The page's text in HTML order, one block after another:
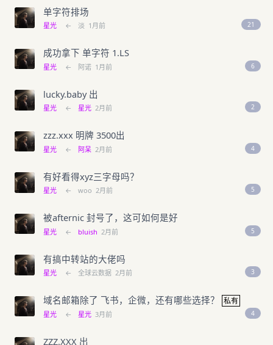
单字符排场
星光 ← 淡 1月前 21
成功拿下 单字符 1.LS
星光 ← 阿诺 1月前 6
lucky.baby 出
星光 ← 星光 2月前 2
zzz.xxx 明牌 3500出
星光 ← 阿呆 2月前 4
有好看得xyz三字母吗？
星光 ← woo 2月前 5
被afternic 封号了，这可如何是好
星光 ← bluish 2月前 5
有搞中转站的大佬吗
星光 ← 全球云数据 2月前 3
域名邮箱除了 飞书，企微，还有哪些选择？ 私有
星光 ← 星光 3月前 4
ZZZ.XXX 出